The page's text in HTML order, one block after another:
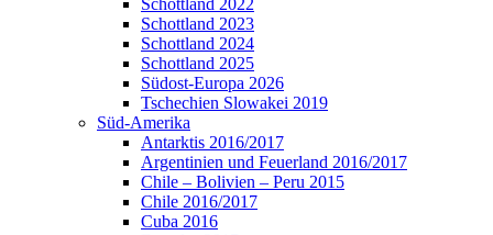
Schottland 2022
Schottland 2023
Schottland 2024
Schottland 2025
Südost-Europa 2026
Tschechien Slowakei 2019
Süd-Amerika
Antarktis 2016/2017
Argentinien und Feuerland 2016/2017
Chile – Bolivien – Peru 2015
Chile 2016/2017
Cuba 2016